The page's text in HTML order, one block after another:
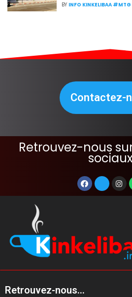
BY INFO KINKELIBAA #MTG
Contactez-
Retrouvez-nous
sociaux
Retrouvez-nous...